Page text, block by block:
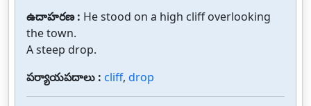
ఉదాహరణ : He stood on a high cliff overlooking
the town.
A steep drop.
పర్యాయపదాలు : cliff, drop